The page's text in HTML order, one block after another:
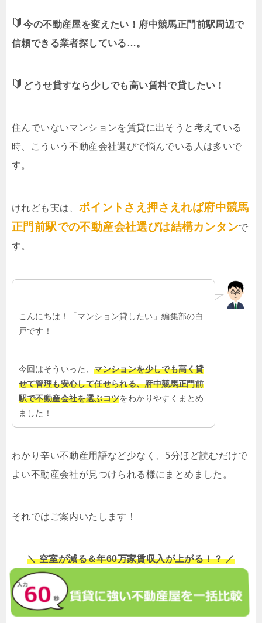
今の不動産屋を変えたい！府中競馬正門前駅周辺で
信頼できる業者探している…。
どうせ貸すなら少しでも高い賃料で貸したい！
住んでいないマンションを賃貸に出そうと考えている
時、こういう不動産会社選びで悩んでいる人は多いで
す。
けれども実は、 ポイントさえ押さえれば府中競馬
正門前駅での不動産会社選びは結構カンタンで
す。
こんにちは！「マンション貸したい」編集部の白
戸です！
今回はそういった、マンションを少しでも高く貸
せて管理も安心して任せられる、府中競馬正門前
駅で不動産会社を選ぶコツをわかりやすくまとめ
ました！
わかり辛い不動産用語など少なく、5分ほど読むだけで
よい不動産会社が見つけられる様にまとめました。
それではご案内いたします！
＼ 空室が減る＆年60万家賃収入が上がる！？ ／